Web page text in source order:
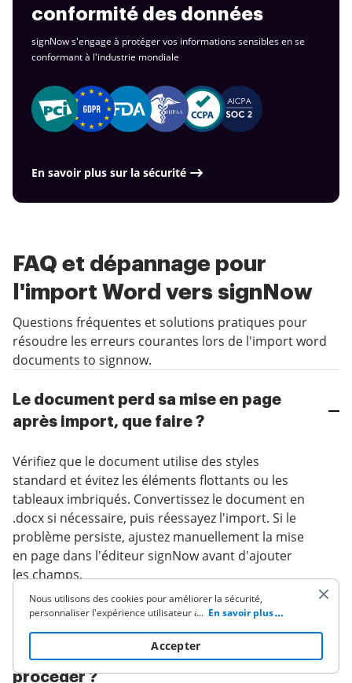
conformité des données
signNow s'engage à protéger vos informations sensibles en se
conformant à l'industrie mondiale
En savoir plus sur la sécurité
FAQ et dépannage pour
l'import Word vers signNow
Questions fréquentes et solutions pratiques pour
résoudre les erreurs courantes lors de l'import word
documents to signnow.
Le document perd sa mise en page
après import, que faire ?
Vérifiez que le document utilise des styles
standard et évitez les éléments flottants ou les
tableaux imbriqués. Convertissez le document en
.docx si nécessaire, puis réessayez l'import. Si le
problème persiste, ajustez manuellement la mise
en page dans l'éditeur signNow avant d'ajouter
les champs.
Les champs ne sont pas détectés
automatiquement, comment
procéder ?
Nous utilisons des cookies pour améliorer la sécurité,
personnaliser l'expérience utilisateur améliorer nos activités
de tiers) et pour une autre utilisation commerciale. Cliquez
pour lire notre politique de cookies. En cliquant sur «
... En savoir plus
Accepter